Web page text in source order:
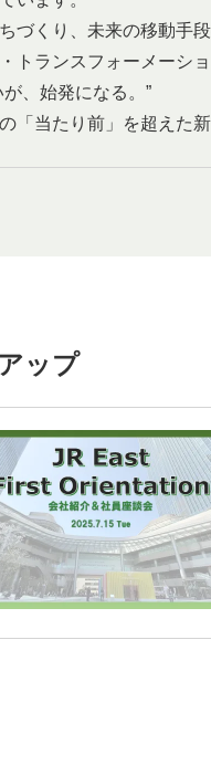
づくり、未来の移動手
トランスフォーメーシ
が、始発になる。”
「当たり前」を超えた
ップ